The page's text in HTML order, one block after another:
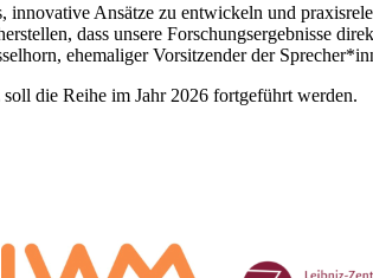
Ansätze zu entwickeln und
dass unsere Forschungsergebnisse
ehemaliger Vorsitzender der
die Reihe im Jahr 2026 fortgeführt werden.